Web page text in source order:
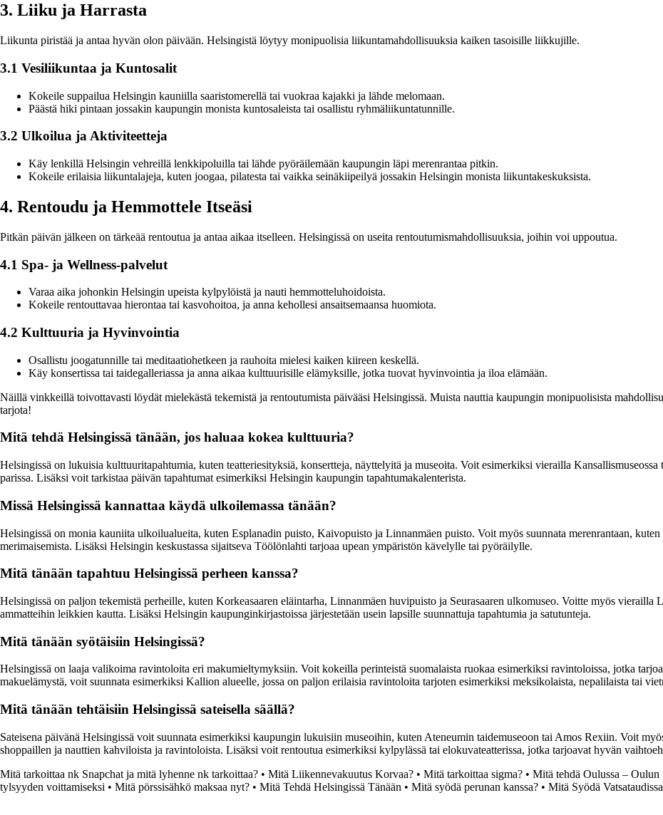
3. Liiku ja Harrasta
Liikunta piristää ja antaa hyvän olon päivään. Helsingistä löytyy monipuolisia liikuntamahdollisuuksia kaiken tasoisille liikkujille.
3.1 Vesiliikuntaa ja Kuntosalit
Kokeile suppailua Helsingin kauniilla saaristomerellä tai vuokraa kajakki ja lähde melomaan.
Päästä hiki pintaan jossakin kaupungin monista kuntosaleista tai osallistu ryhmäliikuntatunnille.
3.2 Ulkoilua ja Aktiviteetteja
Käy lenkillä Helsingin vehreillä lenkkipoluilla tai lähde pyöräilemään kaupungin läpi merenrantaa pitkin.
Kokeile erilaisia liikuntalajeja, kuten joogaa, pilatesta tai vaikka seinäkiipeilyä jossakin Helsingin monista liikuntakeskuksista.
4. Rentoudu ja Hemmottele Itseäsi
Pitkän päivän jälkeen on tärkeää rentoutua ja antaa aikaa itselleen. Helsingissä on useita rentoutumismahdollisuuksia, joihin voi uppoutua.
4.1 Spa- ja Wellness-palvelut
Varaa aika johonkin Helsingin upeista kylpylöistä ja nauti hemmotteluhoidoista.
Kokeile rentouttavaa hierontaa tai kasvohoitoa, ja anna kehollesi ansaitsemaansa huomiota.
4.2 Kulttuuria ja Hyvinvointia
Osallistu joogatunnille tai meditaatiohetkeen ja rauhoita mielesi kaiken kiireen keskellä.
Käy konsertissa tai taidegalleriassa ja anna aikaa kulttuurisille elämyksille, jotka tuovat hyvinvointia ja iloa elämään.
Näillä vinkkeillä toivottavasti löydät mielekästä tekemistä ja rentoutumista päivääsi Helsingissä. Muista nauttia kaupungin monipuolisista
tarjota!
Mitä tehdä Helsingissä tänään, jos haluaa kokea kulttuuria?
Helsingissä on lukuisia kulttuuritapahtumia, kuten teatteriesityksiä, konsertteja, näyttelyitä ja museoita. Voit esimerkiksi vierailla
parissa. Lisäksi voit tarkistaa päivän tapahtumat esimerkiksi Helsingin kaupungin tapahtumakalenterista.
Missä Helsingissä kannattaa käydä ulkoilemassa tänään?
Helsingissä on monia kauniita ulkoilualueita, kuten Esplanadin puisto, Kaivopuisto ja Linnanmäen puisto. Voit myös suunnata merenrantaan,
merimaisemista. Lisäksi Helsingin keskustassa sijaitseva Töölönlahti tarjoaa upean ympäristön kävelylle tai pyöräilylle.
Mitä tänään tapahtuu Helsingissä perheen kanssa?
Helsingissä on paljon tekemistä perheille, kuten Korkeasaaren eläintarha, Linnanmäen huvipuisto ja Seurasaaren ulkomuseo. Voitte myös vierailla
ammatteihin leikkien kautta. Lisäksi Helsingin kaupunginkirjastoissa järjestetään usein lapsille suunnattuja tapahtumia ja satutunteja.
Mitä tänään syötäisiin Helsingissä?
Helsingissä on laaja valikoima ravintoloita eri makumieltymyksiin. Voit kokeilla perinteistä suomalaista ruokaa esimerkiksi ravintoloissa, jotka
makuelämystä, voit suunnata esimerkiksi Kallion alueelle, jossa on paljon erilaisia ravintoloita tarjoten esimerkiksi meksikolaista, nepalilaista tai
Mitä tänään tehtäisiin Helsingissä sateisella säällä?
Sateisena päivänä Helsingissä voit suunnata esimerkiksi kaupungin lukuisiin museoihin, kuten Ateneumin taidemuseoon tai Amos Rexiin. Voit
shoppaillen ja nauttien kahviloista ja ravintoloista. Lisäksi voit rentoutua esimerkiksi kylpylässä tai elokuvateatterissa, jotka tarjoavat hyvän
Mitä tarkoittaa nk Snapchat ja mitä lyhenne nk tarkoittaa? • Mitä Liikennevakuutus Korvaa? • Mitä tarkoittaa sigma? • Mitä tehdä Oulussa – Oulun
tylsyyden voittamiseksi • Mitä pörssisähkö maksaa nyt? • Mitä Tehdä Helsingissä Tänään • Mitä syödä perunan kanssa? • Mitä Syödä